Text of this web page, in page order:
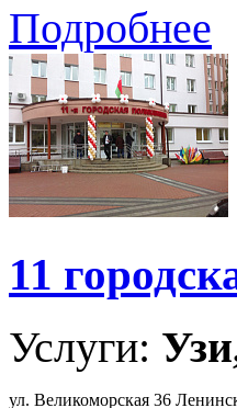
Подробнее
11
Услуги:
ул. Великоморская 36